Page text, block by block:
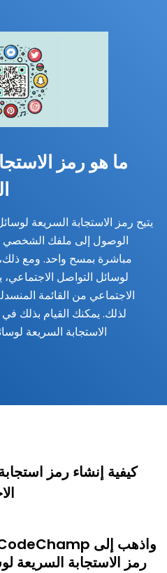
ما هو رمز
يتيح رمز الاستجابة السريعة
الوصول إلى ملفك الشخصي
مباشرة بمسح واحد. ومع
لوسائل التواصل
الاجتماعي من القائمة
لذلك. يمكنك القيام بذلك
الاستجابة السريعة
كيفية إنشاء رمز
رمز الاستجابة السريعة